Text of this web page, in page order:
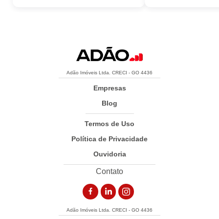
Adão Imóveis Ltda. CRECI - GO 4436
Empresas
Blog
Termos de Uso
Política de Privacidade
Ouvidoria
Contato
Adão Imóveis Ltda. CRECI - GO 4436